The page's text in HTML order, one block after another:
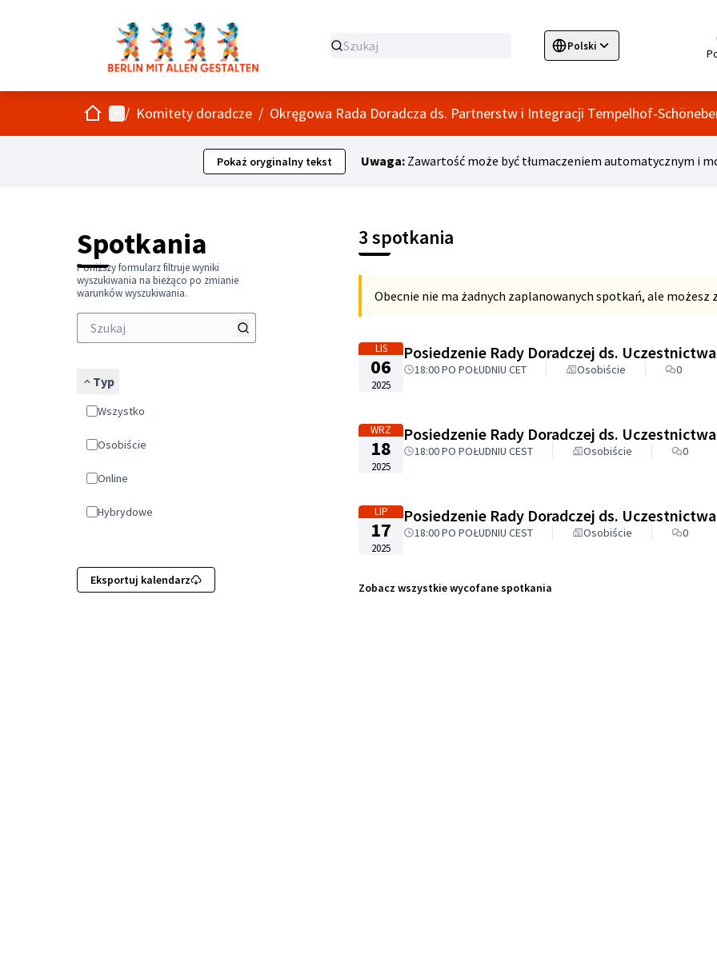
Polski
Sprache wählen Choose language
Strona główna
Menu główne
/ Komitety doradcze / Okręgowa Rada Doradcza ds. Partnerstw i Integracji Tempelhof-
Pokaż oryginalny tekst Uwaga:Zawartość może być tłumaczeniem automatycznym i
Spotkania
Poniższy formularz filtruje wyniki
wyszukiwania na bieżąco po zmianie
warunków wyszukiwania.
Typ
Wszystko
Osobiście
Online
Hybrydowe
Eksportuj kalendarz
Pomiń mapę
3 spotkania
Obecnie nie ma żadnych zaplanowanych spotkań, ale możesz
LIS
06
2025
Posiedzenie Rady Doradczej ds.
18:00 PO POŁUDNIU CET Osobiście 0
WRZ
18
2025
Posiedzenie Rady Doradczej ds.
18:00 PO POŁUDNIU CEST Osobiście 0
LIP
17
2025
Posiedzenie Rady Doradczej ds.
18:00 PO POŁUDNIU CEST Osobiście 0
Zobacz wszystkie wycofane spotkania